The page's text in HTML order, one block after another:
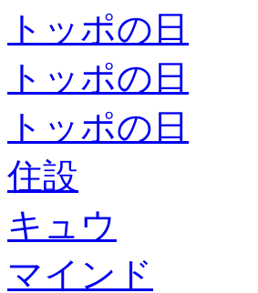
トッポの日
トッポの日
トッポの日
住設
キュウ
マインド